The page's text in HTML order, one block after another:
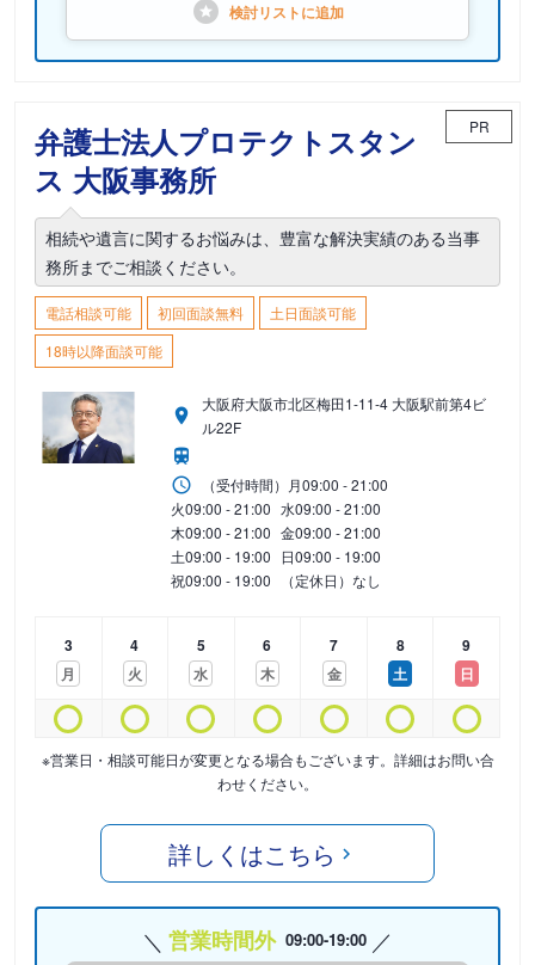
検討リストに追加
弁護士法人プロテクトスタン
ス 大阪事務所
PR
相続や遺言に関するお悩みは、豊富な解決実績のある当事
務所までご相談ください。
電話相談可能 初回面談無料
土日面談可能
18時以降面談可能
大阪府大阪市北区梅田1-11-4 大阪駅前第4ビ
ル22F
（受付時間） 月09:00 - 21:00
火09:00 - 21:00 水09:00 - 21:00
木09:00 - 21:00 金09:00 - 21:00
土09:00 - 19:00 日09:00 - 19:00
祝09:00 - 19:00 （定休日）なし
3
月
4
火
5
水
6
木
7
金
8
土
9
日
※営業日・相談可能日が変更となる場合もございます。詳細はお問い合
わせください。
詳しくはこちら
営業時間外 09:00-19:00